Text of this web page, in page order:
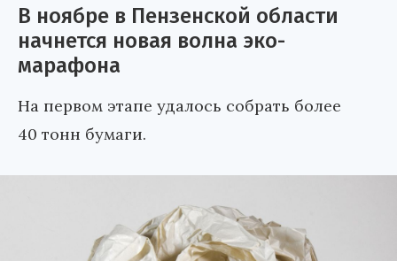
В ноябре в Пензенской области
начнется новая волна эко-
марафона
На первом этапе удалось собрать более
40 тонн бумаги.